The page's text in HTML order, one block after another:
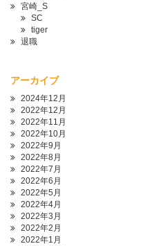
宮崎_S
SC
tiger
退職
アーカイブ
2024年12月
2022年12月
2022年11月
2022年10月
2022年9月
2022年8月
2022年7月
2022年6月
2022年5月
2022年4月
2022年3月
2022年2月
2022年1月